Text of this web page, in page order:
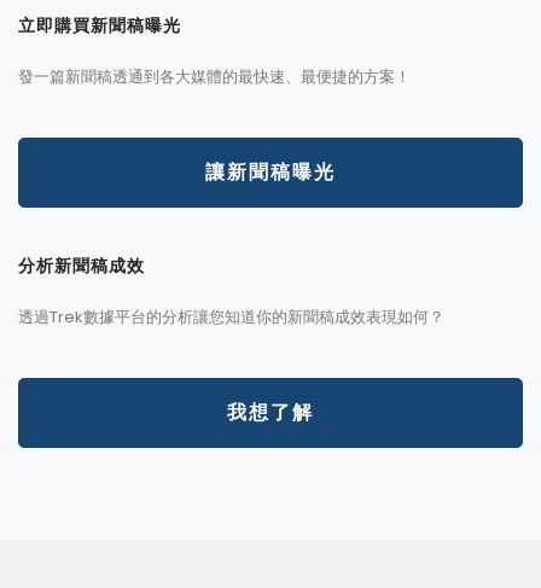
立即購買新聞稿曝光
發一篇新聞稿透通到各大媒體的最快速、最便捷的方案！
讓新聞稿曝光
分析新聞稿成效
透過Trek數據平台的分析讓您知道你的新聞稿成效表現如何？
我想了解